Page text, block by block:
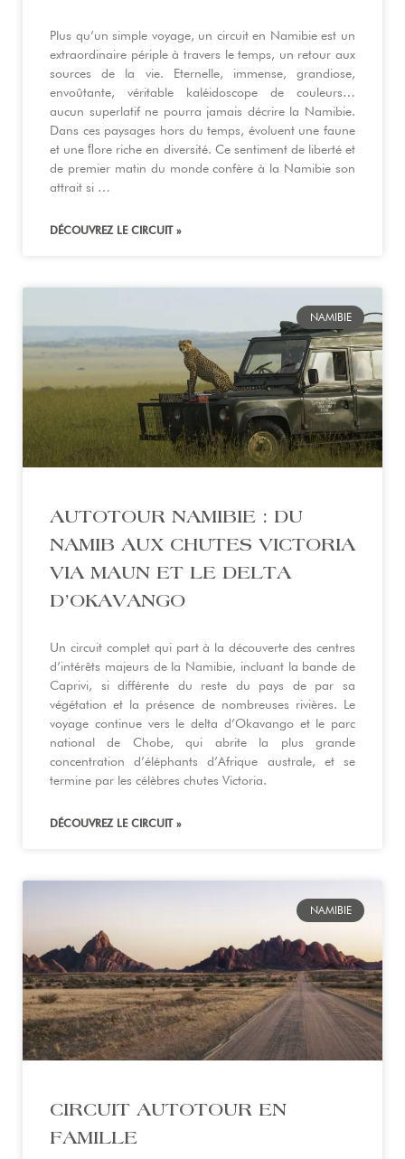
Plus qu’un simple voyage, un circuit en Namibie est un
extraordinaire périple à travers le temps, un retour aux
sources de la vie. Eternelle, immense, grandiose,
envoûtante, véritable kaléidoscope de couleurs…
aucun superlatif ne pourra jamais décrire la Namibie.
Dans ces paysages hors du temps, évoluent une faune
et une ﬂore riche en diversité. Ce sentiment de liberté et
de premier matin du monde confère à la Namibie son
attrait si …
DÉCOUVREZ LE CIRCUIT »
NAMIBIE
AUTOTOUR NAMIBIE : DU
NAMIB AUX CHUTES VICTORIA
VIA MAUN ET LE DELTA
D’OKAVANGO
Un circuit complet qui part à la découverte des centres
d’intérêts majeurs de la Namibie, incluant la bande de
Caprivi, si différente du reste du pays de par sa
végétation et la présence de nombreuses rivières. Le
voyage continue vers le delta d’Okavango et le parc
national de Chobe, qui abrite la plus grande
concentration d’éléphants d’Afrique australe, et se
termine par les célèbres chutes Victoria.
DÉCOUVREZ LE CIRCUIT »
NAMIBIE
CIRCUIT AUTOTOUR EN
FAMILLE